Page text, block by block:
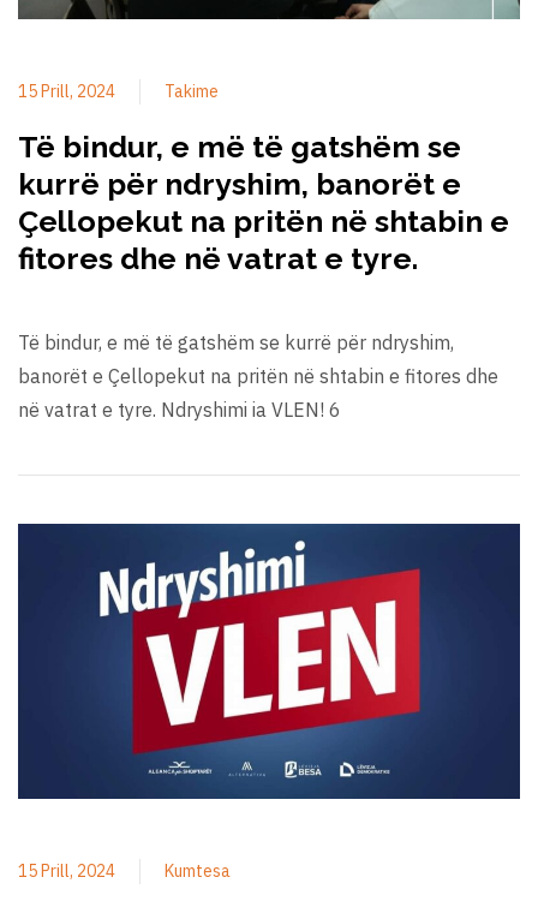
15 Prill, 2024 Takime
Të bindur, e më të gatshëm se
kurrë për ndryshim, banorët e
Çellopekut na pritën në shtabin e
fitores dhe në vatrat e tyre.
Të bindur, e më të gatshëm se kurrë për ndryshim,
banorët e Çellopekut na pritën në shtabin e fitores dhe
në vatrat e tyre. Ndryshimi ia VLEN! 6
15 Prill, 2024 Kumtesa